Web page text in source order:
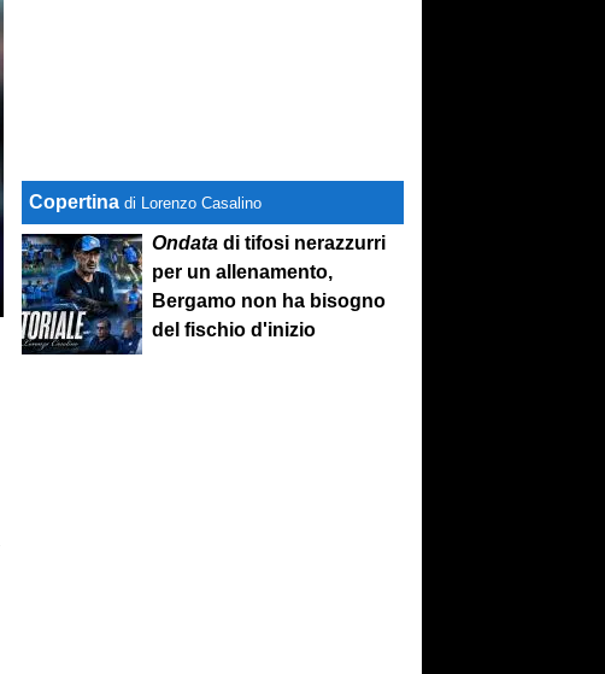
Copertina di Lorenzo Casalino
Ondata di tifosi nerazzurri
per un allenamento,
Bergamo non ha bisogno
del fischio d'inizio